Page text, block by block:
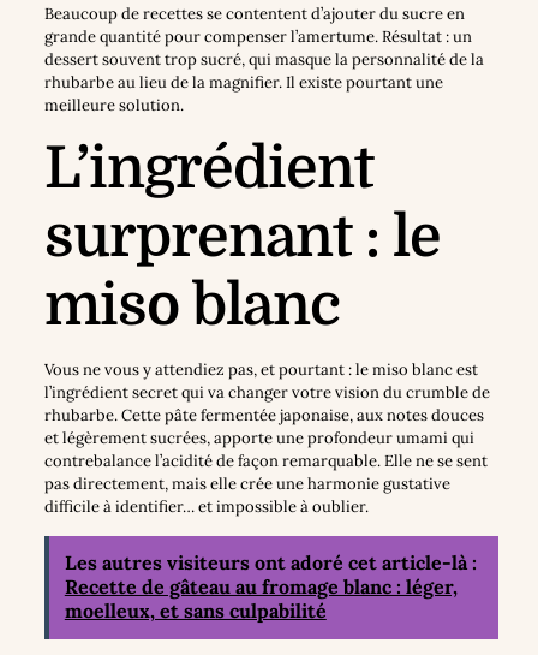
Beaucoup de recettes se contentent d’ajouter du sucre en
grande quantité pour compenser l’amertume. Résultat : un
dessert souvent trop sucré, qui masque la personnalité de la
rhubarbe au lieu de la magnifier. Il existe pourtant une
meilleure solution.
L’ingrédient
surprenant : le
miso blanc
Vous ne vous y attendiez pas, et pourtant : le miso blanc est
l’ingrédient secret qui va changer votre vision du crumble de
rhubarbe. Cette pâte fermentée japonaise, aux notes douces
et légèrement sucrées, apporte une profondeur umami qui
contrebalance l’acidité de façon remarquable. Elle ne se sent
pas directement, mais elle crée une harmonie gustative
difficile à identifier… et impossible à oublier.
Les autres visiteurs ont adoré cet article-là :
Recette de gâteau au fromage blanc : léger,
moelleux, et sans culpabilité